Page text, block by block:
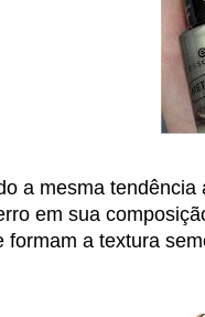
a mesma tendência
em sua
formam a textura